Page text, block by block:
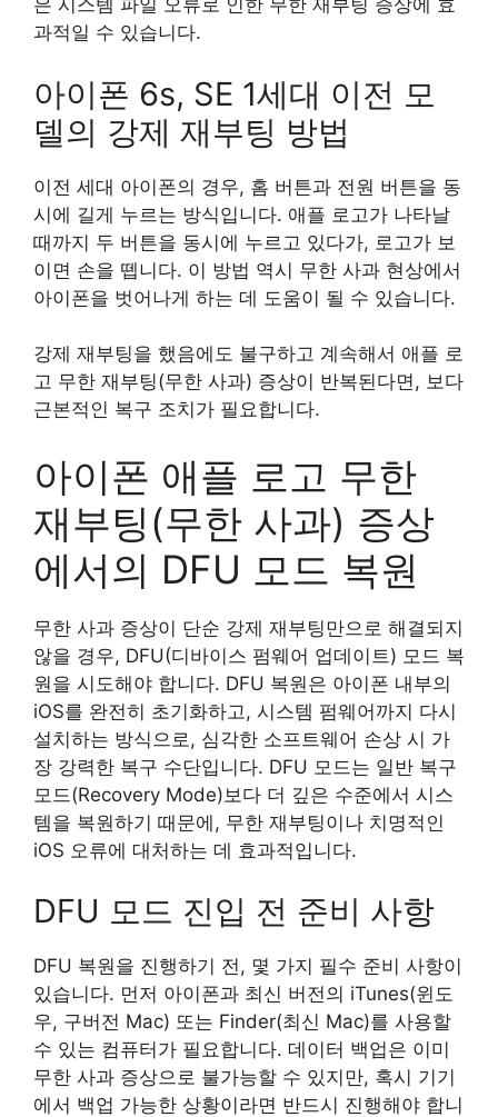
은 시스템 파일 오류로 인한 무한 재부팅 증상에 효
과적일 수 있습니다.
아이폰 6s, SE 1세대 이전 모
델의 강제 재부팅 방법
이전 세대 아이폰의 경우, 홈 버튼과 전원 버튼을 동
시에 길게 누르는 방식입니다. 애플 로고가 나타날
때까지 두 버튼을 동시에 누르고 있다가, 로고가 보
이면 손을 뗍니다. 이 방법 역시 무한 사과 현상에서
아이폰을 벗어나게 하는 데 도움이 될 수 있습니다.
강제 재부팅을 했음에도 불구하고 계속해서 애플 로
고 무한 재부팅(무한 사과) 증상이 반복된다면, 보다
근본적인 복구 조치가 필요합니다.
아이폰 애플 로고 무한
재부팅(무한 사과) 증상
에서의 DFU 모드 복원
무한 사과 증상이 단순 강제 재부팅만으로 해결되지
않을 경우, DFU(디바이스 펌웨어 업데이트) 모드 복
원을 시도해야 합니다. DFU 복원은 아이폰 내부의
iOS를 완전히 초기화하고, 시스템 펌웨어까지 다시
설치하는 방식으로, 심각한 소프트웨어 손상 시 가
장 강력한 복구 수단입니다. DFU 모드는 일반 복구
모드(Recovery Mode)보다 더 깊은 수준에서 시스
템을 복원하기 때문에, 무한 재부팅이나 치명적인
iOS 오류에 대처하는 데 효과적입니다.
DFU 모드 진입 전 준비 사항
DFU 복원을 진행하기 전, 몇 가지 필수 준비 사항이
있습니다. 먼저 아이폰과 최신 버전의 iTunes(윈도
우, 구버전 Mac) 또는 Finder(최신 Mac)를 사용할
수 있는 컴퓨터가 필요합니다. 데이터 백업은 이미
무한 사과 증상으로 불가능할 수 있지만, 혹시 기기
에서 백업 가능한 상황이라면 반드시 진행해야 합니